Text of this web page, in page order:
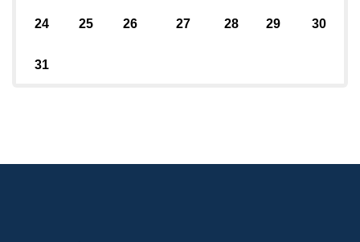
24 25 26 27 28 29 30
31